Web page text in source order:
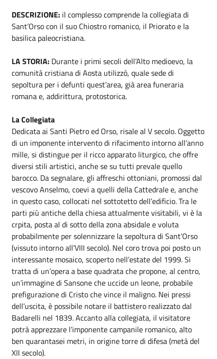
DESCRIZIONE: il complesso comprende la collegiata di
Sant’Orso con il suo Chiostro romanico, il Priorato e la
basilica paleocristiana.
LA STORIA: Durante i primi secoli dell’Alto medioevo, la
comunità cristiana di Aosta utilizzò, quale sede di
sepoltura per i defunti quest’area, già area funeraria
romana e, addirittura, protostorica.
La Collegiata
Dedicata ai Santi Pietro ed Orso, risale al V secolo. Oggetto
di un imponente intervento di rifacimento intorno all’anno
mille, si distingue per il ricco apparato liturgico, che offre
diversi stili artistici, anche se su tutti prevale quello
barocco. Da segnalare, gli affreschi ottoniani, promossi dal
vescovo Anselmo, coevi a quelli della Cattedrale e, anche
in questo caso, collocati nel sottotetto dell’edificio. Tra le
parti più antiche della chiesa attualmente visitabili, vi è la
crpita, posta al di sotto della zona absidale e voluta
probabilmente per solennizzare la sepoltura di Sant’Orso
(vissuto intorno all’VIII secolo). Nel coro trova poi posto un
interessante mosaico, scoperto nell’estate del 1999. Si
tratta di un’opera a base quadrata che propone, al centro,
un’immagine di Sansone che uccide un leone, probabile
prefigurazione di Cristo che vince il maligno. Nei pressi
dell’uscita, è possibile notare il battistero realizzato dal
Badarelli nel 1839. Accanto alla collegiata, il visitatore
potrà apprezzare l’imponente campanile romanico, alto
ben quarantasei metri, in origine torre di difesa (metà del
XII secolo).